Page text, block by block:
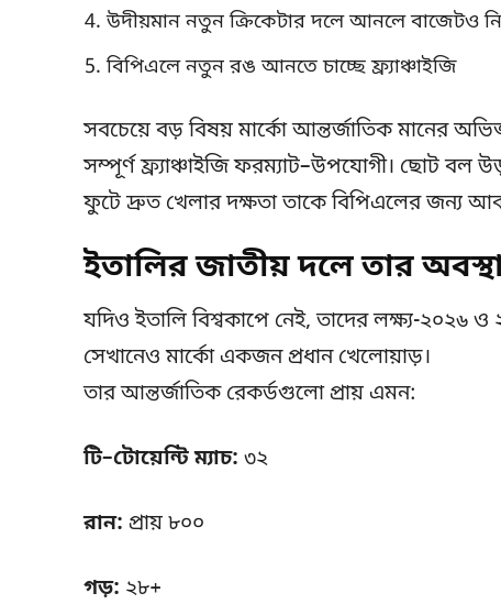
উদীয়মান নতুন ক্রিকেটার দলে আনলে বাজেটও
বিপিএলে নতুন রঙ আনতে চাচ্ছে ফ্র্যাঞ্চাইজি
সবচেয়ে বড় বিষয় মার্কো আন্তর্জাতিক মানের
সম্পূর্ণ ফ্র্যাঞ্চাইজি ফরম্যাট–উপযোগী। ছোট বল
ফুটে দ্রুত খেলার দক্ষতা তাকে বিপিএলের জন্য
ইতালির জাতীয় দলে তার
যদিও ইতালি বিশ্বকাপে নেই, তাদের লক্ষ্য-২০২৬ ও
সেখানেও মার্কো একজন প্রধান খেলোয়াড়।
তার আন্তর্জাতিক রেকর্ডগুলো প্রায় এমন:
টি–টোয়েন্টি ম্যাচ: ৩২
রান: প্রায় ৮০০
গড়: ২৮+